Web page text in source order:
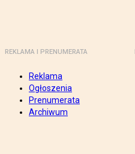
REKLAMA I PRENUMERATA
Reklama
Ogłoszenia
Prenumerata
Archiwum